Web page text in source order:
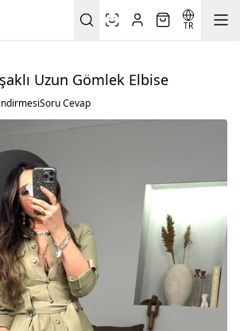
TR
Uzun Gömlek Elbise
Soru Cevap